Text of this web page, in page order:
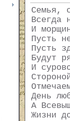
Семья,
Всегда
И
Пусть
Пусть
Будут
И
День
А
Жизни